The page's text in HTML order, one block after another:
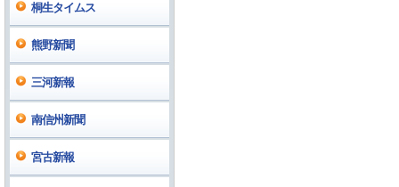
桐生タイムス
熊野新聞
三河新報
南信州新聞
宮古新報